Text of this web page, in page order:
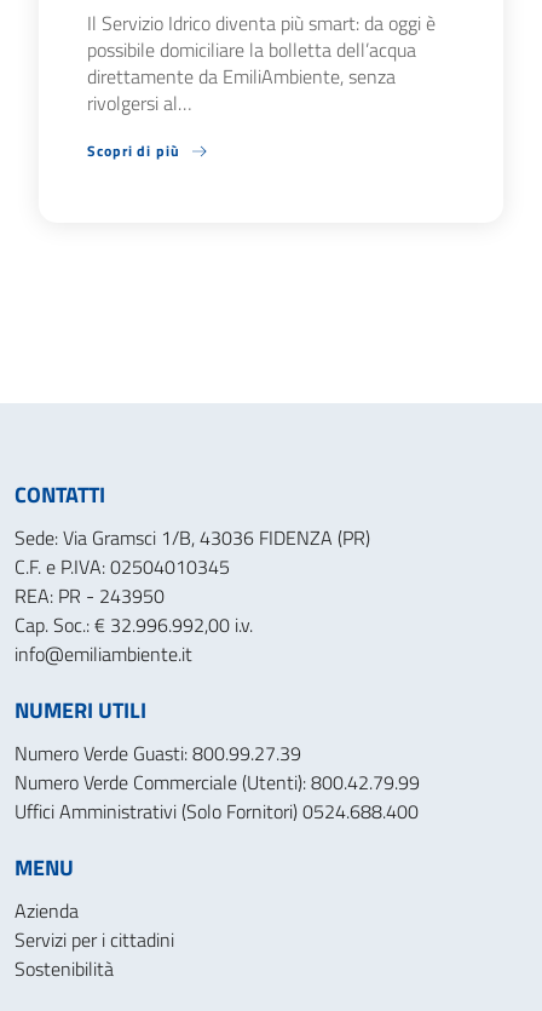
Il Servizio Idrico diventa più smart: da oggi è
possibile domiciliare la bolletta dell’acqua
direttamente da EmiliAmbiente, senza
rivolgersi al…
Scopri di più
CONTATTI
Sede: Via Gramsci 1/B, 43036 FIDENZA (PR)
C.F. e P.IVA: 02504010345
REA: PR - 243950
Cap. Soc.: € 32.996.992,00 i.v.
info@emiliambiente.it
NUMERI UTILI
Numero Verde Guasti: 800.99.27.39
Numero Verde Commerciale (Utenti): 800.42.79.99
Uffici Amministrativi (Solo Fornitori) 0524.688.400
MENU
Azienda
Servizi per i cittadini
Sostenibilità